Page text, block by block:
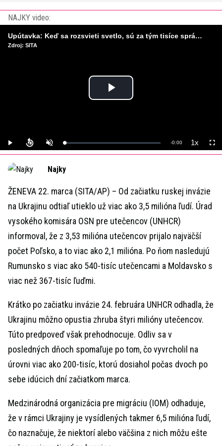
NAJKY video:
Play
Play UnmuteLoaded:
0%
Remaining
-0:00 1xPlayback
Rate
Upútavka: Keď sa rozsvieti svetlo, sú za tým tisíce správnych rozhodnutí. Ako vzniká infraštruktúra, ktorú nevnímame?
Zdroj: SITA
Najky
ŽENEVA 22. marca (SITA/AP) – Od začiatku ruskej invázie
na Ukrajinu odtiaľ utieklo už viac ako 3,5 milióna ľudí. Úrad
vysokého komisára OSN pre utečencov (UNHCR)
informoval, že z 3,53 milióna utečencov prijalo najväčší
počet Poľsko, a to viac ako 2,1 milióna. Po ňom nasledujú
Rumunsko s viac ako 540-tisíc utečencami a Moldavsko s
viac než 367-tisíc ľuďmi.
Krátko po začiatku invázie 24. februára UNHCR odhadla, že
Ukrajinu môžno opustia zhruba štyri milióny utečencov.
Túto predpoveď však prehodnocuje. Odliv sa v
posledných dňoch spomaľuje po tom, čo vyvrcholil na
úrovni viac ako 200-tisíc, ktorú dosiahol počas dvoch po
sebe idúcich dní začiatkom marca.
Medzinárodná organizácia pre migráciu (IOM) odhaduje,
že v rámci Ukrajiny je vysídlených takmer 6,5 milióna ľudí,
čo naznačuje, že niektorí alebo väčšina z nich môžu ešte